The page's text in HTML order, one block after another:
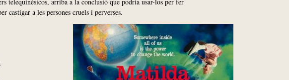
castigar a les persones cruels i perverses.